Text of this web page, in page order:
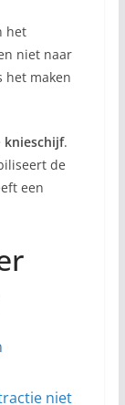
het
niet naar
het maken
knieschijf.
de
een
niet